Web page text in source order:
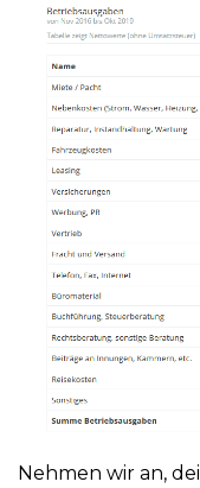
Nehmen wir an,